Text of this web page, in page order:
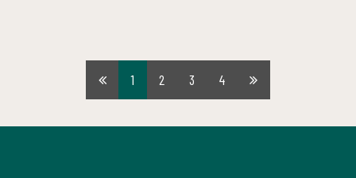
Első1 2 3 4
Utolsó